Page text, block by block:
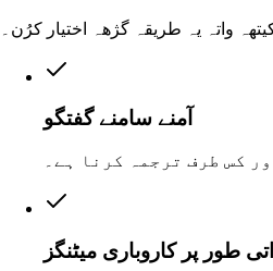
واتہ یہ طریقہ گژھہ اختیار کرُن۔
آمنے سامنے گفتگو
کس طرف ترجمہ کرنا ہے۔
طور پر کاروباری میٹنگز